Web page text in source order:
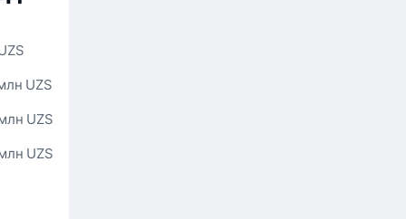
UZS
UZS
UZS